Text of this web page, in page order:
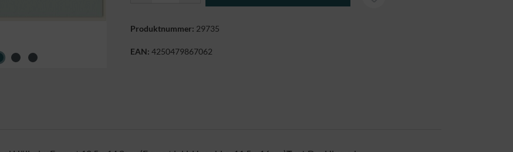
Produktnummer: 29735
EAN: 4250479867062